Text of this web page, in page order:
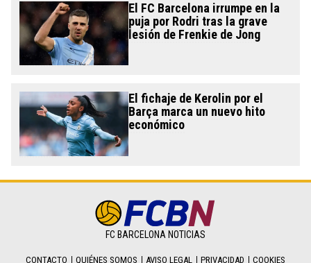
El FC Barcelona irrumpe en la
puja por Rodri tras la grave
lesión de Frenkie de Jong
El fichaje de Kerolin por el
Barça marca un nuevo hito
económico
FC BARCELONA NOTICIAS
CONTACTO QUIÉNES SOMOS AVISO LEGAL PRIVACIDAD COOKIES